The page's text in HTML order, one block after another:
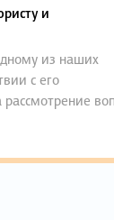
и
из наших
с его